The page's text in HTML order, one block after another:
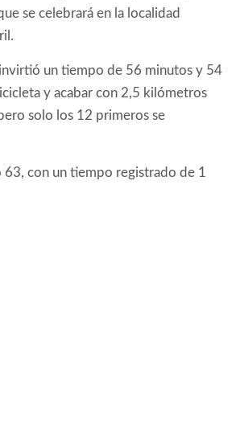
se celebrará en la localidad
invirtió un tiempo de 56 minutos y 54
y acabar con 2,5 kilómetros
solo los 12 primeros se
con un tiempo registrado de 1